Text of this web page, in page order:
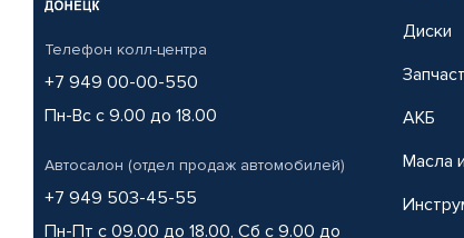
Телефон колл-центра
+7 949 00-00-550
Пн-Вс с 9.00 до 18.00
Автосалон (отдел продаж автомобилей)
+7 949 503-45-55
Пн-Пт с 09.00 до 18.00, Сб с 9.00 до
Диски
АКБ
Масла